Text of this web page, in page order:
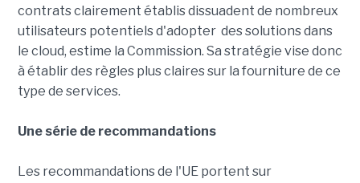
contrats clairement établis dissuadent de nombreux
utilisateurs potentiels d'adopter des solutions dans
le cloud, estime la Commission. Sa stratégie vise donc
à établir des règles plus claires sur la fourniture de ce
type de services.
Une série de recommandations
Les recommandations de l'UE portent sur